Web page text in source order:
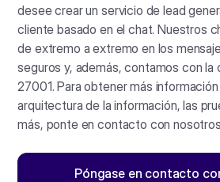
desee crear un servicio de lead
cliente basado en el chat. Nuestros
de extremo a extremo en los
seguros y, además, contamos con la
27001. Para obtener más
arquitectura de la información, las
más, ponte en contacto con
Póngase en contacto